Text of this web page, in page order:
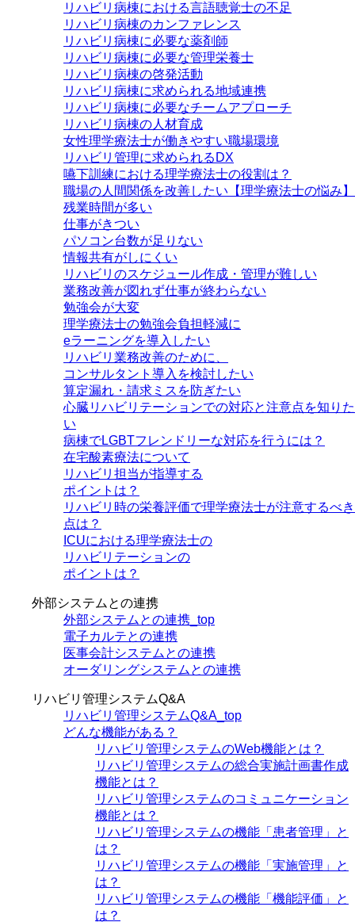
リハビリ病棟における言語聴覚士の不足
リハビリ病棟のカンファレンス
リハビリ病棟に必要な薬剤師
リハビリ病棟に必要な管理栄養士
リハビリ病棟の啓発活動
リハビリ病棟に求められる地域連携
リハビリ病棟に必要なチームアプローチ
リハビリ病棟の人材育成
女性理学療法士が働きやすい職場環境
リハビリ管理に求められるDX
嚥下訓練における理学療法士の役割は？
職場の人間関係を改善したい【理学療法士の悩み】
残業時間が多い
仕事がきつい
パソコン台数が足りない
情報共有がしにくい
リハビリのスケジュール作成・管理が難しい
業務改善が図れず仕事が終わらない
勉強会が大変
理学療法士の勉強会負担軽減に
eラーニングを導入したい
リハビリ業務改善のために、
コンサルタント導入を検討したい
算定漏れ・請求ミスを防ぎたい
心臓リハビリテーションでの対応と注意点を知りた
い
病棟でLGBTフレンドリーな対応を行うには？
在宅酸素療法について
リハビリ担当が指導する
ポイントは？
リハビリ時の栄養評価で理学療法士が注意するべき
点は？
ICUにおける理学療法士の
リハビリテーションの
ポイントは？
外部システムとの連携
外部システムとの連携_top
電子カルテとの連携
医事会計システムとの連携
オーダリングシステムとの連携
リハビリ管理システムQ&A
リハビリ管理システムQ&A_top
どんな機能がある？
リハビリ管理システムのWeb機能とは？
リハビリ管理システムの総合実施計画書作成
機能とは？
リハビリ管理システムのコミュニケーション
機能とは？
リハビリ管理システムの機能「患者管理」と
は？
リハビリ管理システムの機能「実施管理」と
は？
リハビリ管理システムの機能「機能評価」と
は？